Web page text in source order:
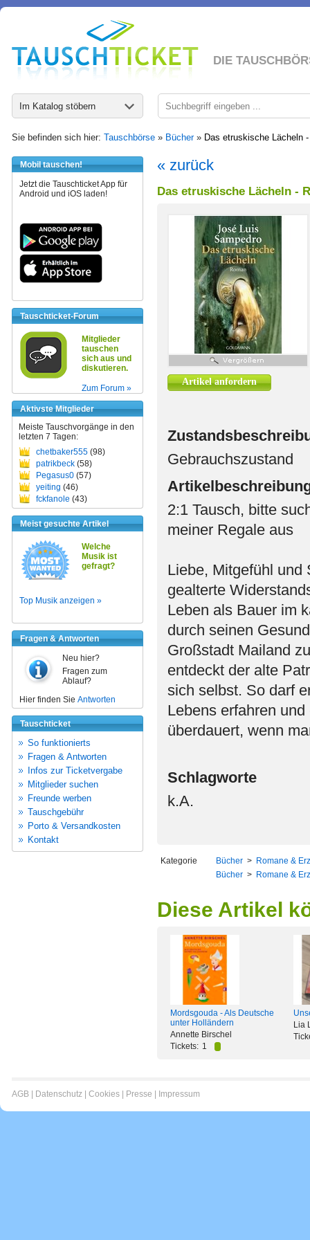
DIE
Im Katalog stöbern
Sie befinden sich hier: Tauschbörse » Bücher» Das etruskische Lächeln
Mobil tauschen!
Jetzt die Tauschticket App für
Android und iOS laden!
Tauschticket-Forum
Mitglieder
tauschen
sich aus und
diskutieren.
Zum Forum »
Aktivste Mitglieder
Meiste Tauschvorgänge in den
letzten 7 Tagen:
chetbaker555 (98)
patrikbeck (58)
Pegasus0 (57)
yeiting (46)
fckfanole (43)
Meist gesuchte Artikel
Welche
Musik ist
gefragt?
Top Musik anzeigen »
Fragen & Antworten
Neu hier?
Fragen zum
Ablauf?
Hier finden Sie Antworten
Tauschticket
So funktionierts
Fragen & Antworten
Infos zur Ticketvergabe
Mitglieder suchen
Freunde werben
Tauschgebühr
Porto & Versandkosten
Kontakt
« zurück
Das etruskische Lächeln -
Artikel anfordern
Gebrauchszustand
2:1 Tausch, bitte
meiner Regale aus
Liebe, Mitgefühl und
gealterte
Leben als Bauer im
durch seinen
Großstadt Mailand
entdeckt der alte
sich selbst. So darf
Lebens erfahren
überdauert, wenn
Schlagworte
k.A.
Kategorie Bücher > Romane &
Bücher > Romane &
Diese Artikel
Mordsgouda - Als Deutsche
unter Holländern
Annette Birschel
Tickets: 1
Lia
AGB Datenschutz Cookies Presse Impressum